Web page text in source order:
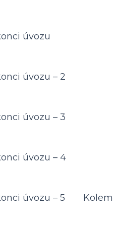
úvozu
úvozu – 2
úvozu – 3
úvozu – 4
úvozu – 5 Kolem